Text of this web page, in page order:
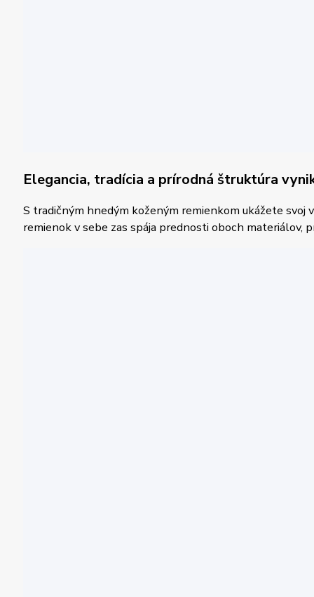
Elegancia, tradícia a prírodná štruktúra
S tradičným hnedým koženým remienkom ukážete svoj
remienok v sebe zas spája prednosti oboch materiálov,